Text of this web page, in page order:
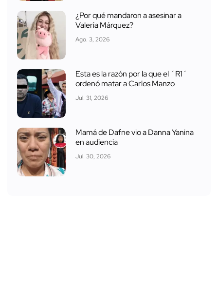
¿Por qué mandaron a asesinar a
Valeria Márquez?
Ago. 3, 2026
Esta es la razón por la que el ´R1´
ordenó matar a Carlos Manzo
Jul. 31, 2026
Mamá de Dafne vio a Danna Yanina
en audiencia
Jul. 30, 2026